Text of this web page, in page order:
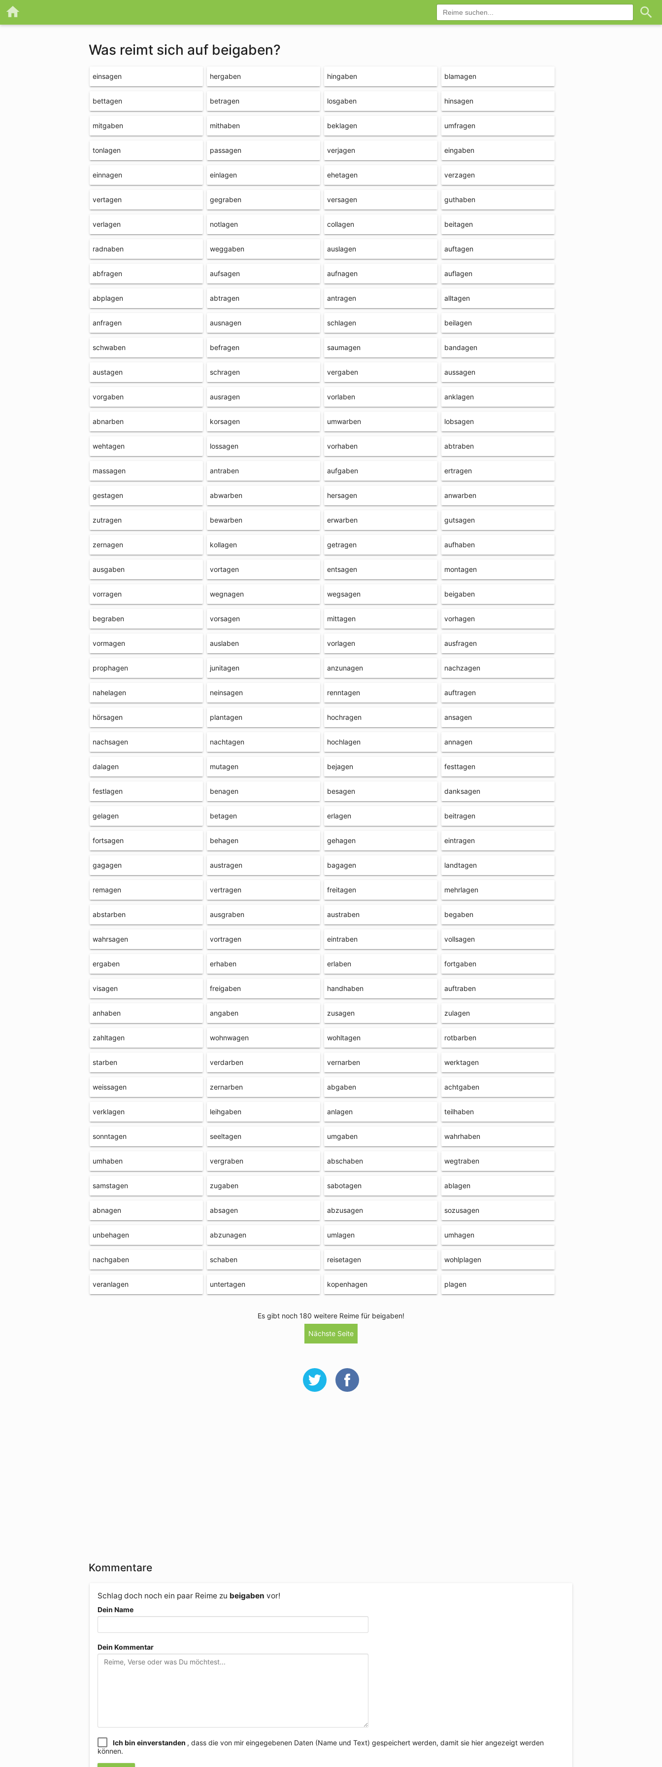
Was reimt sich auf beigaben?
einsagen hergaben hingaben blamagen
bettagen betragen losgaben hinsagen
mitgaben mithaben beklagen umfragen
tonlagen passagen verjagen eingaben
einnagen einlagen ehetagen verzagen
vertagen gegraben versagen guthaben
verlagen notlagen collagen beitagen
radnaben weggaben auslagen auftagen
abfragen aufsagen aufnagen auflagen
abplagen abtragen antragen alltagen
anfragen ausnagen schlagen beilagen
schwaben befragen saumagen bandagen
austagen schragen vergaben aussagen
vorgaben ausragen vorlaben anklagen
abnarben korsagen umwarben lobsagen
wehtagen lossagen vorhaben abtraben
massagen antraben aufgaben ertragen
gestagen abwarben hersagen anwarben
zutragen bewarben erwarben gutsagen
zernagen kollagen getragen aufhaben
ausgaben vortagen entsagen montagen
vorragen wegnagen wegsagen beigaben
begraben vorsagen mittagen vorhagen
vormagen auslaben vorlagen ausfragen
prophagen junitagen anzunagen nachzagen
nahelagen neinsagen renntagen auftragen
hörsagen plantagen hochragen ansagen
nachsagen nachtagen hochlagen annagen
dalagen mutagen bejagen festtagen
festlagen benagen besagen danksagen
gelagen betagen erlagen beitragen
fortsagen behagen gehagen eintragen
gagagen austragen bagagen landtagen
remagen vertragen freitagen mehrlagen
abstarben ausgraben austraben begaben
wahrsagen vortragen eintraben vollsagen
ergaben erhaben erlaben fortgaben
visagen freigaben handhaben auftraben
anhaben angaben zusagen zulagen
zahltagen wohnwagen wohltagen rotbarben
starben verdarben vernarben werktagen
weissagen zernarben abgaben achtgaben
verklagen leihgaben anlagen teilhaben
sonntagen seeltagen umgaben wahrhaben
umhaben vergraben abschaben wegtraben
samstagen zugaben sabotagen ablagen
abnagen absagen abzusagen sozusagen
unbehagen abzunagen umlagen umhagen
nachgaben schaben reisetagen wohlplagen
veranlagen untertagen kopenhagen plagen
Es gibt noch 180 weitere Reime für beigaben!
Nächste Seite
Kommentare
Schlag doch noch ein paar Reime zu beigaben vor!
Dein Name
Dein Kommentar
Ich bin einverstanden , dass die von mir eingegebenen Daten (Name und Text) gespeichert werden, damit sie hier angezeigt werden
können.